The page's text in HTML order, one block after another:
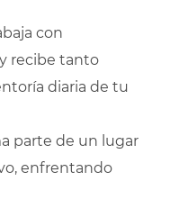
con
recibe tanto
diaria de tu
parte de un lugar
enfrentando